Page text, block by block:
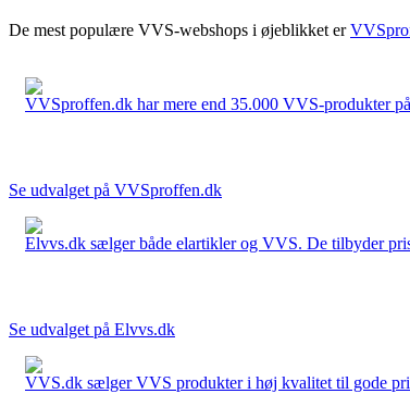
De mest populære VVS-webshops i øjeblikket er
VVSproffen.dk har mere end 35.000 VVS-produkter
Se udvalget på VVSproffen.dk
Elvvs.dk sælger både elartikler og VVS. De tilbyder
Se udvalget på Elvvs.dk
VVS.dk sælger VVS produkter i høj kvalitet til gode